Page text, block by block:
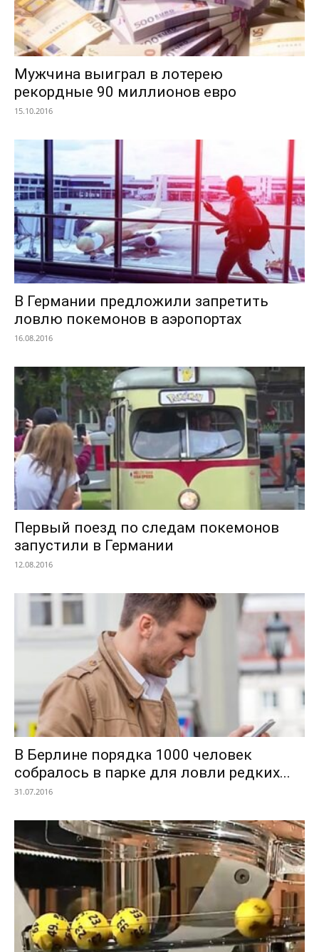
Мужчина выиграл в лотерею
рекордные 90 миллионов евро
15.10.2016
В Германии предложили запретить
ловлю покемонов в аэропортах
16.08.2016
Первый поезд по следам покемонов
запустили в Германии
12.08.2016
В Берлине порядка 1000 человек
собралось в парке для ловли редких...
31.07.2016